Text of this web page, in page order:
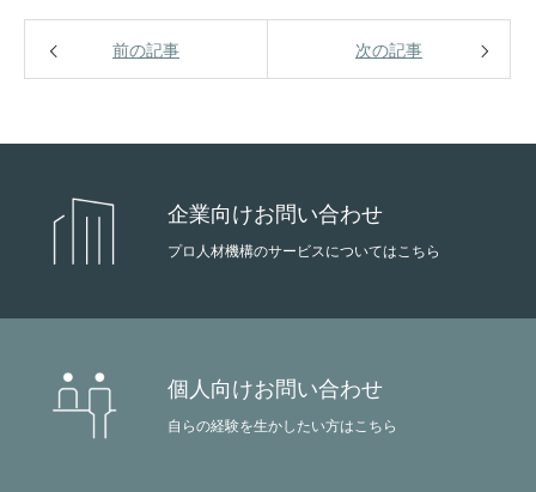
エグゼクティブ
プライバシーポリシー
企業情報 ビジネス エグゼクティブ シニアメンバー
前の記事 次の記事
企業向けお問い合わせ
プロ人材機構のサービスについてはこちら
個人向けお問い合わせ
自らの経験を生かしたい方はこちら